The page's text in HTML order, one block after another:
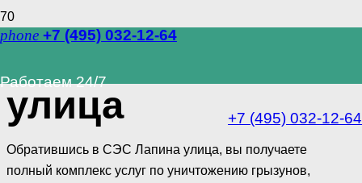
phone +7 (495) 032-12-64
Работаем 24/7
+7 (495) 032-12-64
улица
Обратившись в СЭС Лапина улица, вы получаете
полный комплекс услуг по уничтожению грызунов,